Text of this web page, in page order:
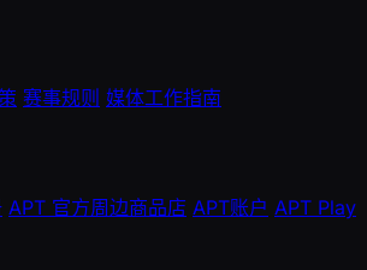
赛事规则 媒体工作指南
APT 官方周边商品店 APT账户 APT Play